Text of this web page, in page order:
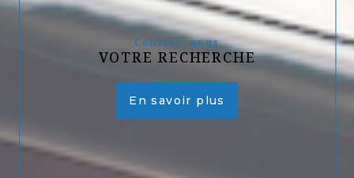
Confiez-nous
VOTRE RECHERCHE
En savoir plus